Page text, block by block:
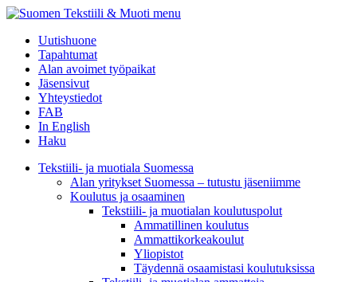
menu
Uutishuone
Tapahtumat
Alan avoimet työpaikat
Jäsensivut
Yhteystiedot
FAB
In English
Haku
Tekstiili- ja muotiala Suomessa
Alan yritykset Suomessa – tutustu jäseniimme
Koulutus ja osaaminen
Tekstiili- ja muotialan koulutuspolut
Ammatillinen koulutus
Ammattikorkeakoulut
Yliopistot
Täydennä osaamistasi koulutuksissa